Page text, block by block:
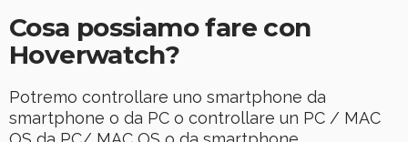
Cosa possiamo fare con
Hoverwatch?
Potremo controllare uno smartphone da
smartphone o da PC o controllare un PC / MAC